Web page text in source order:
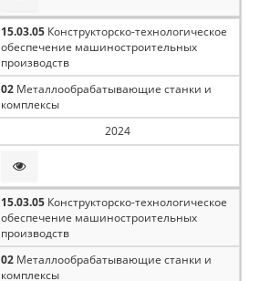
15.03.05 Конструкторско-технологическое
обеспечение машиностроительных
производств
02 Металлообрабатывающие станки и
комплексы
2024
15.03.05 Конструкторско-технологическое
обеспечение машиностроительных
производств
02 Металлообрабатывающие станки и
комплексы